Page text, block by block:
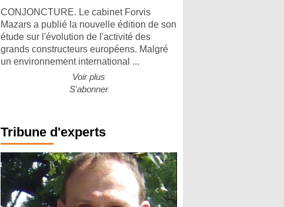
CONJONCTURE. Le cabinet Forvis
Mazars a publié la nouvelle édition de son
étude sur l'évolution de l'activité des
grands constructeurs européens. Malgré
un environnement international ...
Voir plus
S'abonner
Tribune d'experts